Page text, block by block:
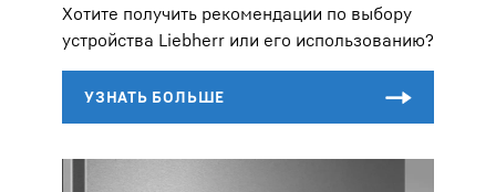
Хотите получить рекомендации по выбору
устройства Liebherr или его использованию?